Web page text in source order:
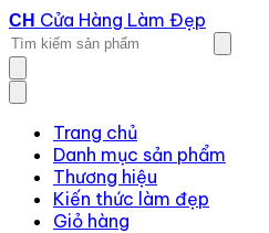
CH Cửa Hàng Làm Đẹp
Trang chủ
Danh mục sản phẩm
Thương hiệu
Kiến thức làm đẹp
Giỏ hàng